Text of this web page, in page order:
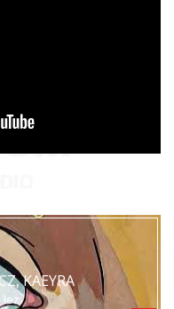
KAEYRA